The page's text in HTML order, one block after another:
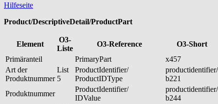
Hilfeseite
Product/DescriptiveDetail/ProductPart
Element
O3-
Liste
O3-Reference
O3-Short
Primäranteil
PrimaryPart
x457
Art der
Produktnummer
List
5
ProductIdentifier/
ProductIDType
productidentifier/
b221
Produktnummer
ProductIdentifier/
IDValue
productidentifier/
b244